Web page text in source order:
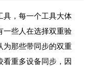
具，每一个工具大体
一些人在选择双重验
为那些带同步的双重
重多设备同步，因